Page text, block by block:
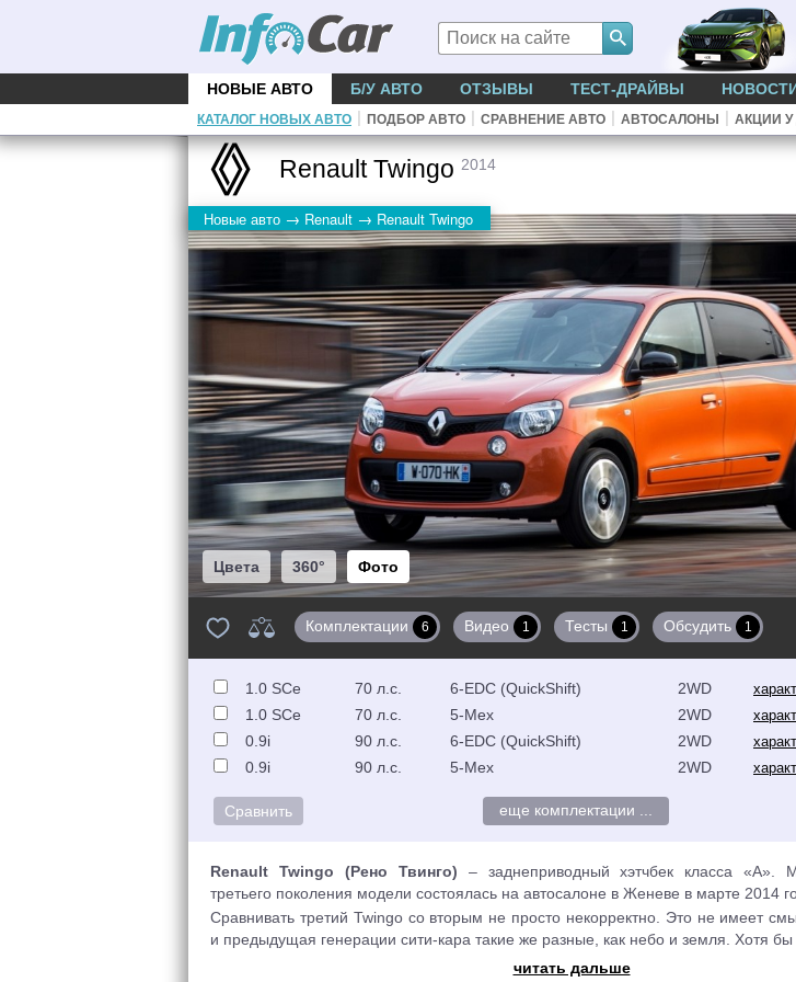
НОВЫЕ АВТО Б/У АВТО ОТЗЫВЫ ТЕСТ-ДРАЙВЫ
КАТАЛОГ НОВЫХ АВТО | ПОДБОР АВТО | СРАВНЕНИЕ АВТО | АВТОСАЛОНЫ | АКЦИИ
Renault Twingo 2014
Новые авто → Renault → Renault Twingo
Цвета 360° Фото
Комплектации 6 Видео 1 Тесты 1 Обсудить 1
1.0 SCe 70 л.с. 6-EDC (QuickShift) 2WD
1.0 SCe 70 л.с. 5-Мех 2WD
0.9i 90 л.с. 6-EDC (QuickShift) 2WD
0.9i 90 л.с. 5-Мех 2WD
еще комплектации ...
Renault Twingo (Рено Твинго) – заднеприводный хэтчбек класса «А».
третьего поколения модели состоялась на автосалоне в Женеве в марте 2014
Сравнивать третий Twingo со вторым не просто некорректно. Это не имеет
и предыдущая генерации сити-кара такие же разные, как небо и земля. Хотя бы
читать дальше